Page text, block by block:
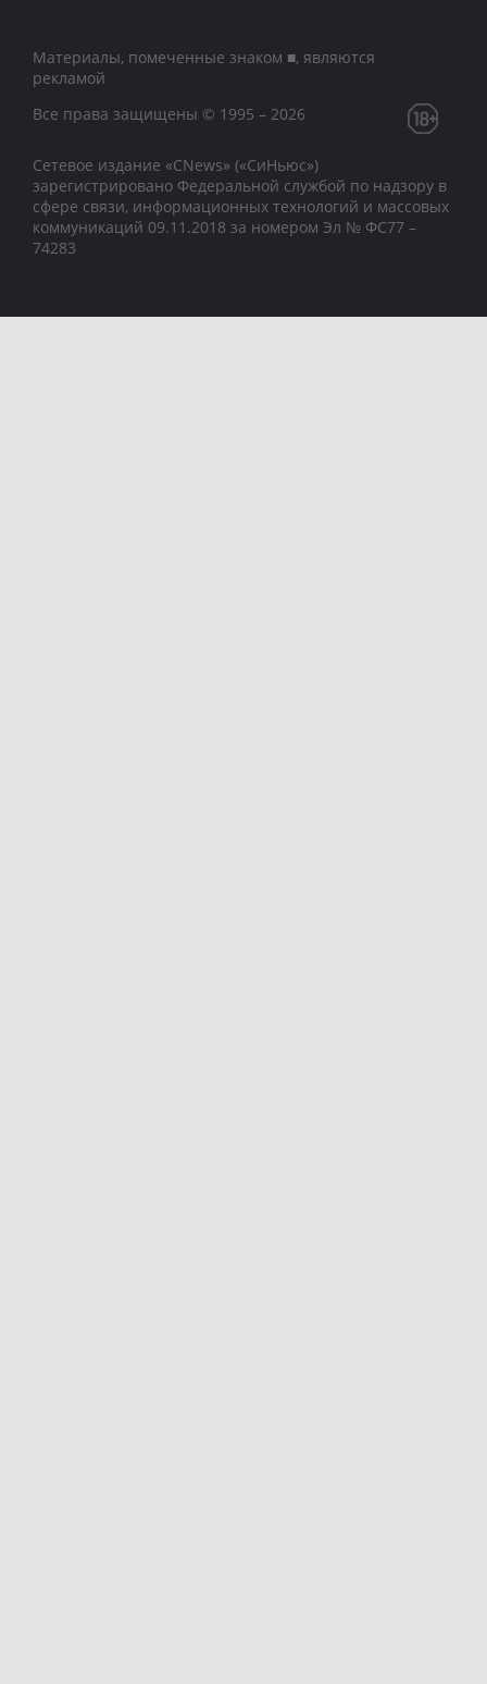
Материалы, помеченные знаком ■, являются
рекламой
Все права защищены © 1995 – 2026
Сетевое издание «CNews» («СиНьюс»)
зарегистрировано Федеральной службой по надзору в
сфере связи, информационных технологий и массовых
коммуникаций 09.11.2018 за номером Эл № ФС77 –
74283